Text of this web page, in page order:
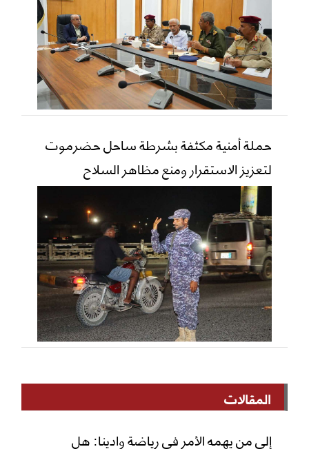
حملة أمنية مكثفة بشرطة ساحل حضرموت
لتعزيز الاستقرار ومنع مظاهر السلاح
المقالات
إلى من يهمه الأمر في رياضة وادينا: هل